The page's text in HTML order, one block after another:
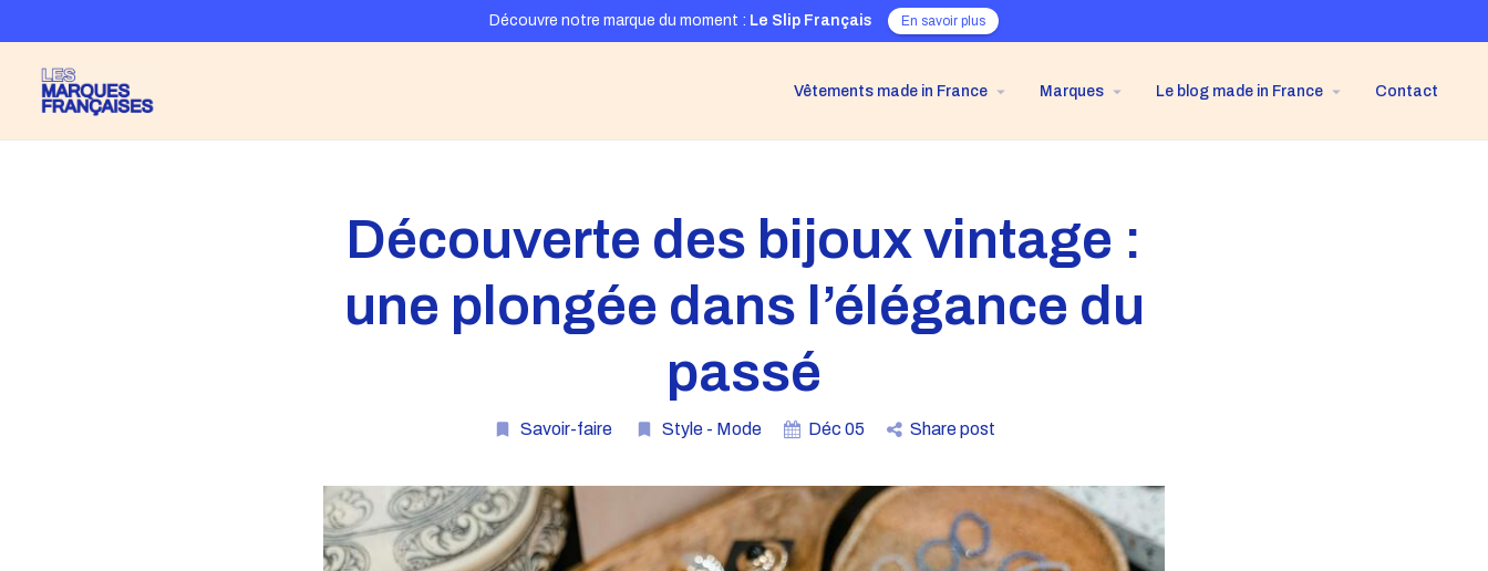
Découvre notre marque du moment : Le Slip Français En savoir plus
Vêtements made in France Marques Le blog made in France Contact
Découverte des bijoux vintage :
une plongée dans l’élégance du
passé
Savoir-faire Style - Mode Déc 05 Share post